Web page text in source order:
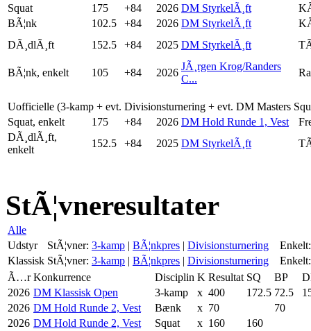
Squat
175 +84 2026 DM StyrkelÃ¸ft
BÃ¦nk
102.5 +84 2026 DM StyrkelÃ¸ft
DÃ¸dlÃ¸ft
152.5 +84 2025 DM StyrkelÃ¸ft
BÃ¦nk, enkelt 105 +84 2026
JÃ¸rgen Krog/Randers
C...
Uofficielle (3-kamp + evt. Divisionsturnering + evt. DM Masters
Squat, enkelt
175 +84 2026 DM Hold Runde 1, Vest
DÃ¸dlÃ¸ft,
enkelt
152.5 +84 2025 DM StyrkelÃ¸ft
StÃ¦vneresultater
Alle
Udstyr
StÃ¦vner: 3-kamp | BÃ¦nkpres | Divisionsturnering
Enkelt:
Klassisk StÃ¦vner: 3-kamp | BÃ¦nkpres | Divisionsturnering
Enkelt:
Ã…r Konkurrence Disciplin K Resultat SQ BP
2026 DM Klassisk Open 3-kamp x 400 172.5 72.5
2026 DM Hold Runde 2, Vest Bænk x 70
70
2026 DM Hold Runde 2, Vest Squat x 160
160